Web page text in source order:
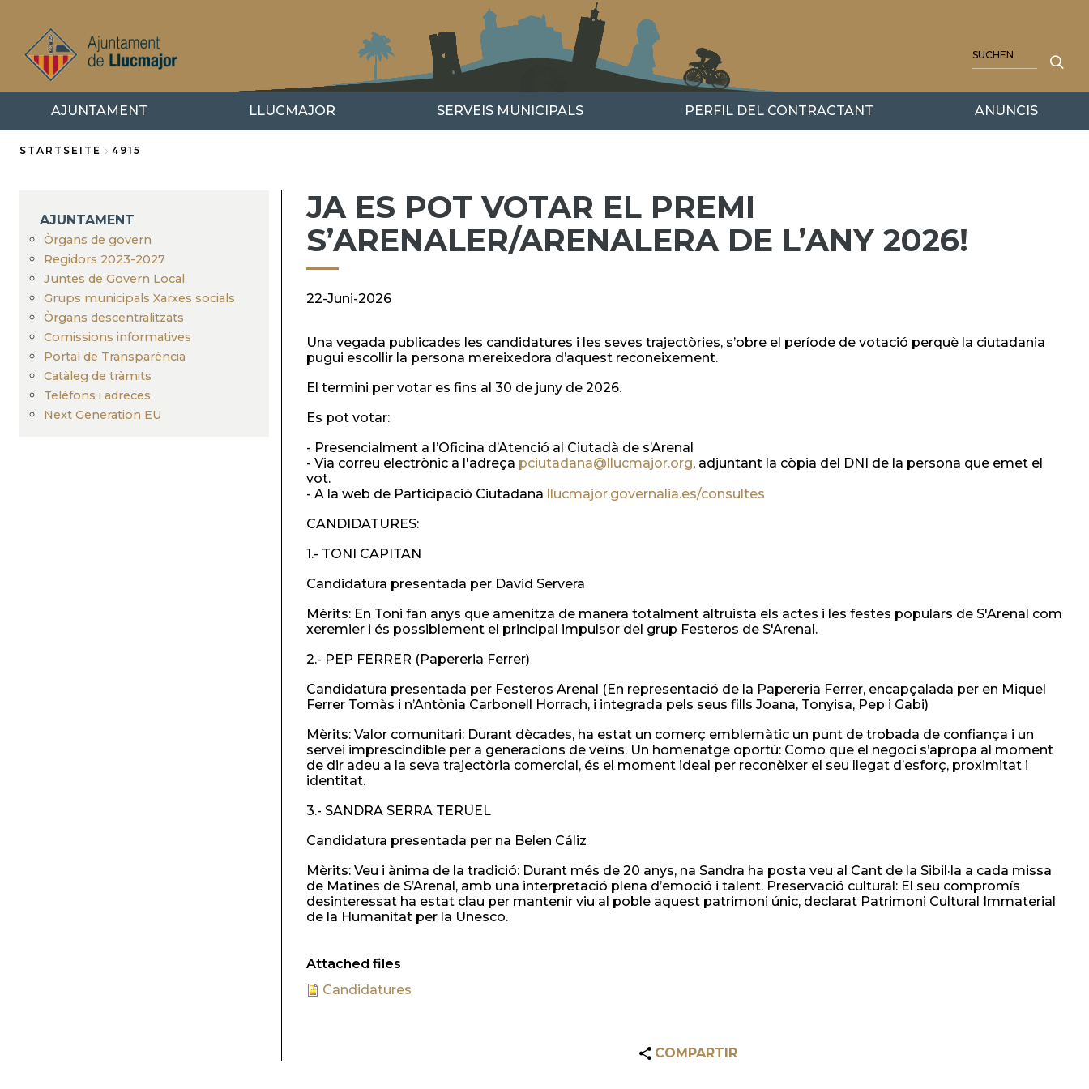
Inhalt
AJUNTAMENT LLUCMAJOR SERVEIS MUNICIPALS PERFIL DEL CONTRACTANT ANUNCIS
STARTSEITE 4915
AJUNTAMENT
Òrgans de govern
Regidors 2023-2027
Juntes de Govern Local
Grups municipals Xarxes socials
Òrgans descentralitzats
Comissions informatives
Portal de Transparència
Catàleg de tràmits
Telèfons i adreces
Next Generation EU
JA ES POT VOTAR EL PREMI
S’ARENALER/ARENALERA DE L’ANY 2026!
22-Juni-2026
Una vegada publicades les candidatures i les seves trajectòries, s’obre el període de votació perquè la ciutadania
pugui escollir la persona mereixedora d’aquest reconeixement.
El termini per votar es fins al 30 de juny de 2026.
Es pot votar:
- Presencialment a l’Oficina d’Atenció al Ciutadà de s’Arenal
- Via correu electrònic a l'adreça pciutadana@llucmajor.org, adjuntant la còpia del DNI de la persona que emet el
vot.
- A la web de Participació Ciutadana llucmajor.governalia.es/consultes
CANDIDATURES:
1.- TONI CAPITAN
Candidatura presentada per David Servera
Mèrits: En Toni fan anys que amenitza de manera totalment altruista els actes i les festes populars de S'Arenal com
xeremier i és possiblement el principal impulsor del grup Festeros de S'Arenal.
2.- PEP FERRER (Papereria Ferrer)
Candidatura presentada per Festeros Arenal (En representació de la Papereria Ferrer, encapçalada per en Miquel
Ferrer Tomàs i n’Antònia Carbonell Horrach, i integrada pels seus fills Joana, Tonyisa, Pep i Gabi)
Mèrits: Valor comunitari: Durant dècades, ha estat un comerç emblemàtic un punt de trobada de confiança i un
servei imprescindible per a generacions de veïns. Un homenatge oportú: Como que el negoci s’apropa al moment
de dir adeu a la seva trajectòria comercial, és el moment ideal per reconèixer el seu llegat d’esforç, proximitat i
identitat.
3.- SANDRA SERRA TERUEL
Candidatura presentada per na Belen Cáliz
Mèrits: Veu i ànima de la tradició: Durant més de 20 anys, na Sandra ha posta veu al Cant de la Sibil·la a cada missa
de Matines de S’Arenal, amb una interpretació plena d’emoció i talent. Preservació cultural: El seu compromís
desinteressat ha estat clau per mantenir viu al poble aquest patrimoni únic, declarat Patrimoni Cultural Immaterial
de la Humanitat per la Unesco.
Attached files
Candidatures
COMPARTIR